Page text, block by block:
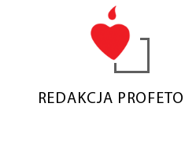
REDAKCJA PROFETO